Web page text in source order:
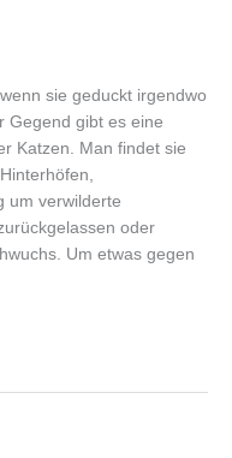
sie geduckt irgendwo
Gegend gibt es eine
Katzen. Man findet sie
um verwilderte
oder
Um etwas gegen